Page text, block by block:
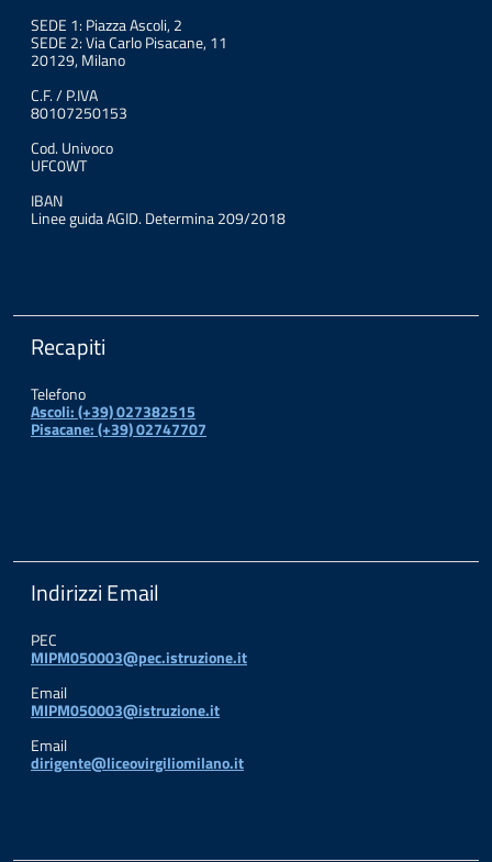
SEDE 1: Piazza Ascoli, 2
SEDE 2: Via Carlo Pisacane, 11
20129, Milano
C.F. / P.IVA
80107250153
Cod. Univoco
UFC0WT
IBAN
Linee guida AGID. Determina 209/2018
Recapiti
Telefono
Ascoli: (+39) 027382515
Pisacane: (+39) 02747707
Indirizzi Email
PEC
MIPM050003@pec.istruzione.it
Email
MIPM050003@istruzione.it
Email
dirigente@liceovirgiliomilano.it